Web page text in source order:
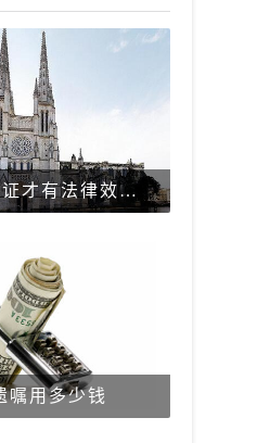
遗嘱需要公证才有法律效力吗？
嘱用多少钱